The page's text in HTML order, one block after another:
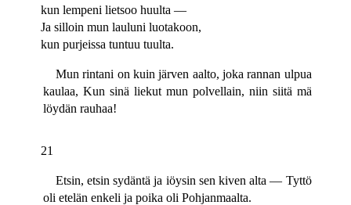
kun lempeni lietsoo huulta —
Ja silloin mun lauluni luotakoon,
kun purjeissa tuntuu tuulta.
Mun rintani on kuin järven aalto, joka rannan ulpua
kaulaa, Kun sinä liekut mun polvellain, niin siitä mä
löydän rauhaa!
21
Etsin, etsin sydäntä ja iöysin sen kiven alta — Tyttö
oli etelän enkeli ja poika oli Pohjanmaalta.